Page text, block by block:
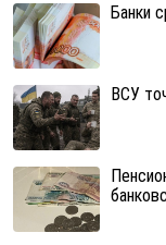
Банки
ВСУ